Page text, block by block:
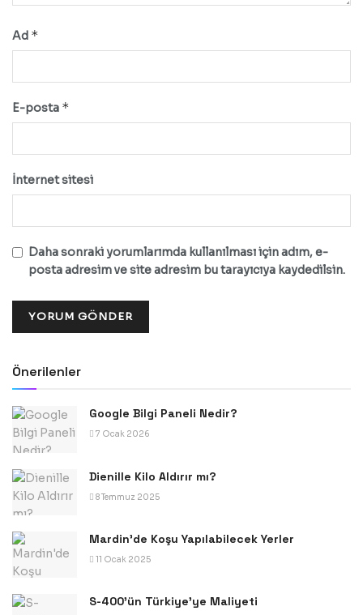
Ad *
E-posta *
İnternet sitesi
Daha sonraki yorumlarımda kullanılması için adım, e-
posta adresim ve site adresim bu tarayıcıya kaydedilsin.
Önerilenler
Google Bilgi Paneli Nedir?
7 Ocak 2026
Dienille Kilo Aldırır mı?
8 Temmuz 2025
Mardin’de Koşu Yapılabilecek Yerler
11 Ocak 2025
S-400’ün Türkiye’ye Maliyeti